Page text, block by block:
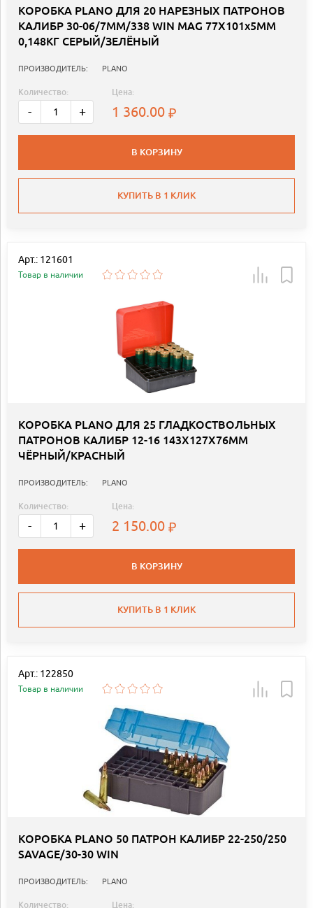
КОРОБКА PLANO ДЛЯ 20 НАРЕЗНЫХ ПАТРОНОВ
КАЛИБР 30-06/7MM/338 WIN MAG 77Х101х5ММ
0,148КГ СЕРЫЙ/ЗЕЛЁНЫЙ
ПРОИЗВОДИТЕЛЬ: PLANO
Количество:
- +
Цена:
1 360.00
В КОРЗИНУ
КУПИТЬ В 1 КЛИК
Арт.: 121601
Товар в наличии
КОРОБКА PLANO ДЛЯ 25 ГЛАДКОСТВОЛЬНЫХ
ПАТРОНОВ КАЛИБР 12-16 143Х127Х76ММ
ЧЁРНЫЙ/КРАСНЫЙ
ПРОИЗВОДИТЕЛЬ: PLANO
Количество:
- +
Цена:
2 150.00
В КОРЗИНУ
КУПИТЬ В 1 КЛИК
Арт.: 122850
Товар в наличии
КОРОБКА PLANO 50 ПАТРОН КАЛИБР 22-250/250
SAVAGE/30-30 WIN
ПРОИЗВОДИТЕЛЬ: PLANO
Количество: Цена: